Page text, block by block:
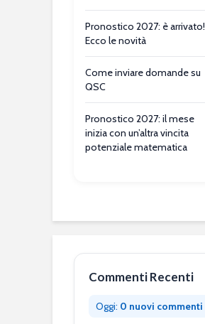
Pronostico 2027: è arrivato!
Ecco le novità
Come inviare domande su
QSC
Pronostico 2027: il mese
inizia con un’altra vincita
potenziale matematica
Commenti Recenti
Oggi: 0 nuovi commenti